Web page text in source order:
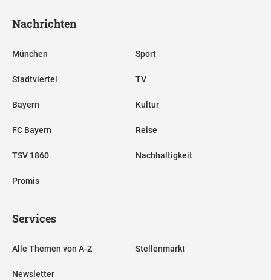
Nachrichten
München
Stadtviertel
Bayern
FC Bayern
TSV 1860
Promis
Sport
TV
Kultur
Reise
Nachhaltigkeit
Services
Alle Themen von A-Z
Newsletter
Stellenmarkt